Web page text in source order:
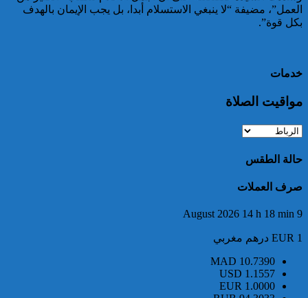
خبير: “البيعة الإلكترونية” تكشف
تحول الإرهاب الرقمي بعد تفكيك
تركيا:القضاء يأمر بحبس رئيس
العمل”، مضيفة “لا ينبغي الاستسلام أبدا، بل يجب الإيمان بالهدف
بكل قوة”.
خدمات
مواقيت الصلاة
حالة الطقس
صرف العملات
9 August 2026 14 h 18 min
EUR 1 درهم مغربي
MAD 10.7390
USD 1.1557
EUR 1.0000